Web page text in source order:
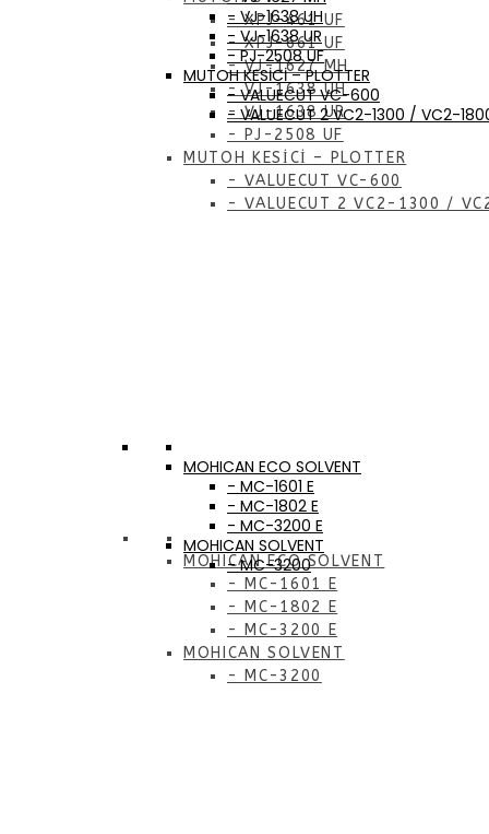
- XPJ-461 UF
- XPJ-661 UF
- VJ-1627 MH
- VJ-1638 UH
- VJ-1638 UR
- PJ-2508 UF
MUTOH KESİCİ – PLOTTER
- VALUECUT VC-600
- VALUECUT 2 VC2-1300 /
MOHICAN ECO SOLVENT
- MC-1601 E
- MC-1802 E
- MC-3200 E
MOHICAN SOLVENT
- MC-3200
- VJ-1638 UH
- VJ-1638 UR
- PJ-2508 UF
MUTOH KESİCİ – PLOTTER
- VALUECUT VC-600
- VALUECUT 2 VC2-1300 / VC2-
MOHICAN ECO SOLVENT
- MC-1601 E
- MC-1802 E
- MC-3200 E
MOHICAN SOLVENT
- MC-3200